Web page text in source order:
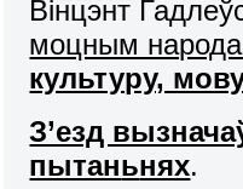
Вінцэнт
моцным
культуру,
З’езд
пытаньнях.